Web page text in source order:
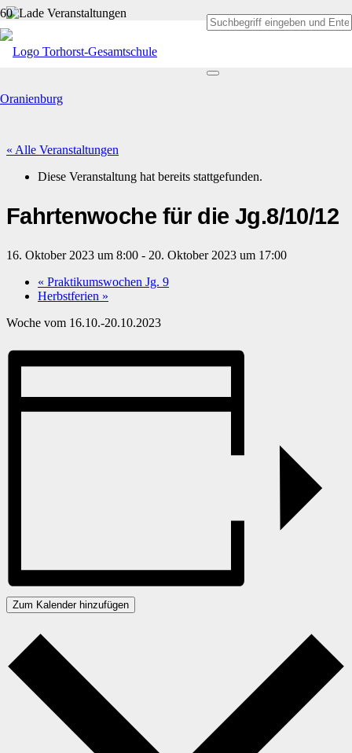
« Alle Veranstaltungen
Diese Veranstaltung hat bereits stattgefunden.
Fahrtenwoche für die Jg.8/10/12
16. Oktober 2023 um 8:00 - 20. Oktober 2023 um 17:00
« Praktikumswochen Jg. 9
Herbstferien »
Woche vom 16.10.-20.10.2023
Zum Kalender hinzufügen